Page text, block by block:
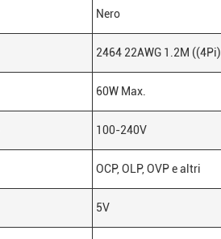
Nero
2464 22AWG 1.2M ((4Pi)
60W Max.
100-240V
OCP, OLP, OVP e altri
5V